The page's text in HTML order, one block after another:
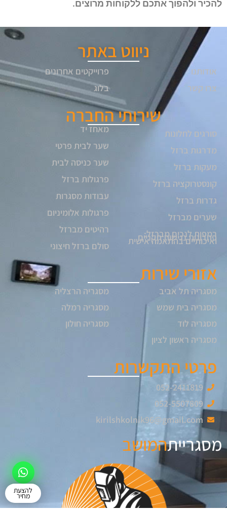
להכיר ולהפוך אתכם ללקוחות מרוצים.
ניווט באתר
אודותנו
צרו קשר
פרוייקטים אחרונים
בלוג
שירותי החברה
סורגים לחלונות
מדרגות ברזל
מעקות ברזל
קונסטרוקציה ברזל
גדרות ברזל
שערים מברזל
רמפות לנכים מברזל:
פתרונות נגישות תקניים
ואיכותיים בהתאמה אישית
מאחז יד
שער לבית פרטי
שער כניסה לבית
פרגולות ברזל
עבודות מסגרות
פרגולות אלומיניום
רהיטים מברזל
סולם ברזל חיצוני
אזורי שירות
מסגריה תל אביב
מסגריה בית שמש
מסגריה לוד
מסגריה ראשון לציון
מסגריה הרצליה
מסגריה רמלה
מסגריה חולון
פרטי התקשרות
052-2411819
052-5507809
kirilshkolnik96@gmail.com
מסגרייתהמושב
להצעת
מחיר